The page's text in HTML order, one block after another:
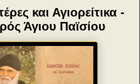
και Αγιορείτικα -
Άγιου Παϊσίου